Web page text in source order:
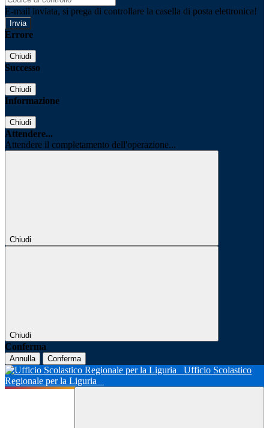
E-mail inviata, si prega di controllare la casella di posta elettronica!
Errore
Chiudi
Successo
Chiudi
Informazione
Chiudi
Attendere...
Attendere il completamento dell'operazione...
Chiudi
Chiudi
Conferma
Annulla Conferma
Ufficio Scolastico
Regionale per la Liguria